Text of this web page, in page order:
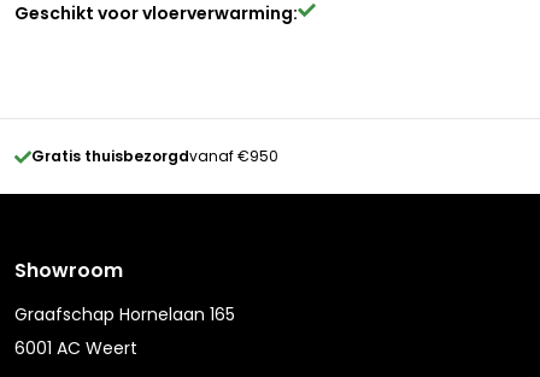
Geschikt voor vloerverwarming:
Gratis thuisbezorgdvanaf €950
Showroom
Graafschap Hornelaan 165
6001 AC Weert